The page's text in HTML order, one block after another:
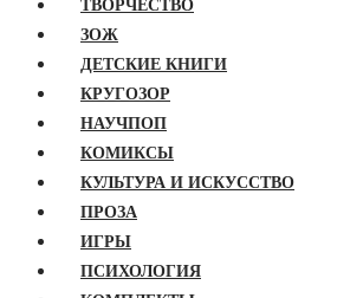
ТВОРЧЕСТВО
ЗОЖ
ДЕТСКИЕ КНИГИ
КРУГОЗОР
НАУЧПОП
КОМИКСЫ
КУЛЬТУРА И ИСКУССТВО
ПРОЗА
ИГРЫ
ПСИХОЛОГИЯ